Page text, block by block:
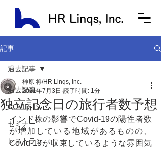
記事
過去記事
COVID-19
セミナー
レストラン
過去記事
独立記念日の旅行者数予想
榊原 将/HR Linqs, Inc.
2021年7月3日 読了時間: 1分
インド株の影響でCovid-19の陽性者数
が増加している地域があるものの、
Covid-19が収束しているような雰囲気